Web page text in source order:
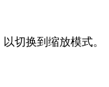
以切换到缩放模式。